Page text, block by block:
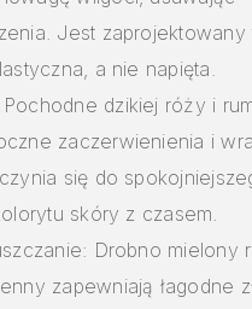
Jest zaprojektowany
a nie napięta.
dzikiej róży i
zaczerwienienia i
się do
skóry z czasem.
Drobno mielony
zapewniają łagodne